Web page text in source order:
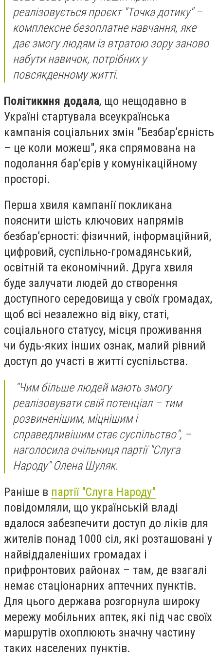
реалізовується проєкт "Точка дотику" –
комплексне безоплатне навчання, яке
дає змогу людям із втратою зору заново
набути навичок, потрібних у
повсякденному житті.
Політикиня додала, що нещодавно в
Україні стартувала всеукраїнська
кампанія соціальних змін "Безбарʼєрність
– це коли можеш", яка спрямована на
подолання бар’єрів у комунікаційному
просторі.
Перша хвиля кампанії покликана
пояснити шість ключових напрямів
безбар’єрності: фізичний, інформаційний,
цифровий, суспільно-громадянський,
освітній та економічний. Друга хвиля
буде залучати людей до створення
доступного середовища у своїх громадах,
щоб всі незалежно від віку, статі,
соціального статусу, місця проживання
чи будь-яких інших ознак, малий рівний
доступ до участі в житті суспільства.
"Чим більше людей мають змогу
реалізовувати свій потенціал – тим
розвиненішим, міцнішим і
справедливішим стає суспільство", –
наголосила очільниця партії "Слуга
Народу" Олена Шуляк.
Раніше в партії "Слуга Народу"
повідомляли, що українській владі
вдалося забезпечити доступ до ліків для
жителів понад 1000 сіл, які розташовані у
найвіддаленіших громадах і
прифронтових районах – там, де взагалі
немає стаціонарних аптечних пунктів.
Для цього держава розгорнула широку
мережу мобільних аптек, які під час своїх
маршрутів охоплюють значну частину
таких населених пунктів.